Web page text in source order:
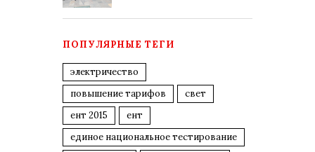
ПОПУЛЯРНЫЕ ТЕГИ
электричество
повышение тарифов
свет
ент 2015
ент
единое национальное тестирование